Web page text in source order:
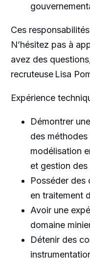
Ces
N’hésitez pas à
avez des
recruteuse Lisa
Expérience
Démontrer
des méthodes
modélisation
et gestion des
Posséder des
en traitement
Avoir une
domaine
Détenir des